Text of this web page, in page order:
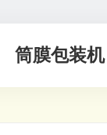
筒膜包装机